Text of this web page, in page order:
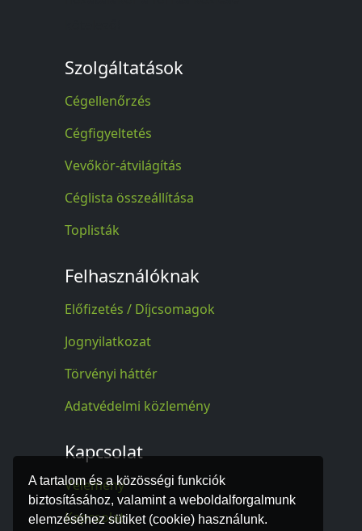
A tartalom és a közösségi funkciók
biztosításához, valamint a weboldalforgalmunk
elemzéséhez sütiket (cookie) használunk.
Szolgáltatások
Cégellenőrzés
Cégfigyeltetés
Vevőkör-átvilágítás
Céglista összeállítása
Toplisták
Felhasználóknak
Előfizetés / Díjcsomagok
Jognyilatkozat
Törvényi háttér
Adatvédelmi közlemény
Kapcsolat
Vélemény
Kapcsolat